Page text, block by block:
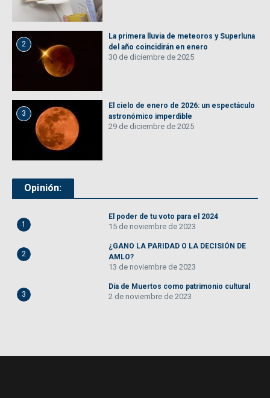
2
La primera lluvia de meteoros y Superluna
del año coincidirán en enero
30 de diciembre de 2025
3
El cielo de enero de 2026: un espectáculo
astronómico imperdible
29 de diciembre de 2025
Opinión:
1
El poder de tu voto para el 2024
15 de noviembre de 2023
2
¿GANO LA PARIDAD O LA DECISIÓN DE
AMLO?
13 de noviembre de 2023
3
Día de Muertos como patrimonio cultural
2 de noviembre de 2023